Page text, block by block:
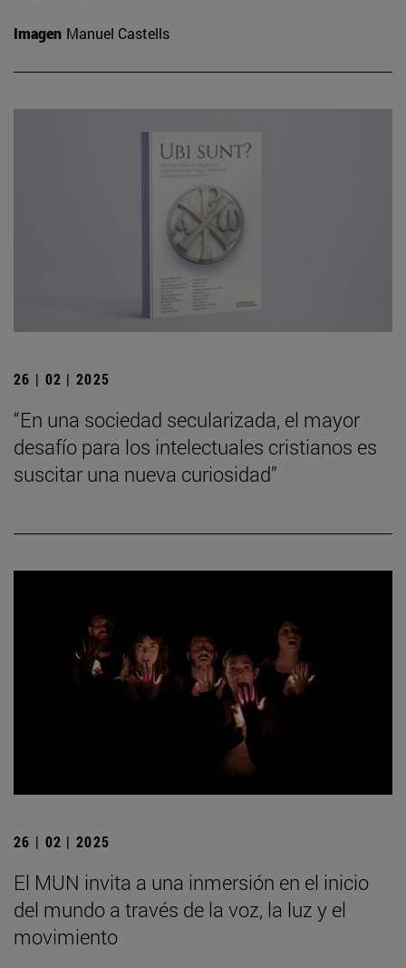
Imagen Manuel Castells
26 | 02 | 2025
“En una sociedad secularizada, el mayor
desafío para los intelectuales cristianos es
suscitar una nueva curiosidad”
26 | 02 | 2025
El MUN invita a una inmersión en el inicio
del mundo a través de la voz, la luz y el
movimiento